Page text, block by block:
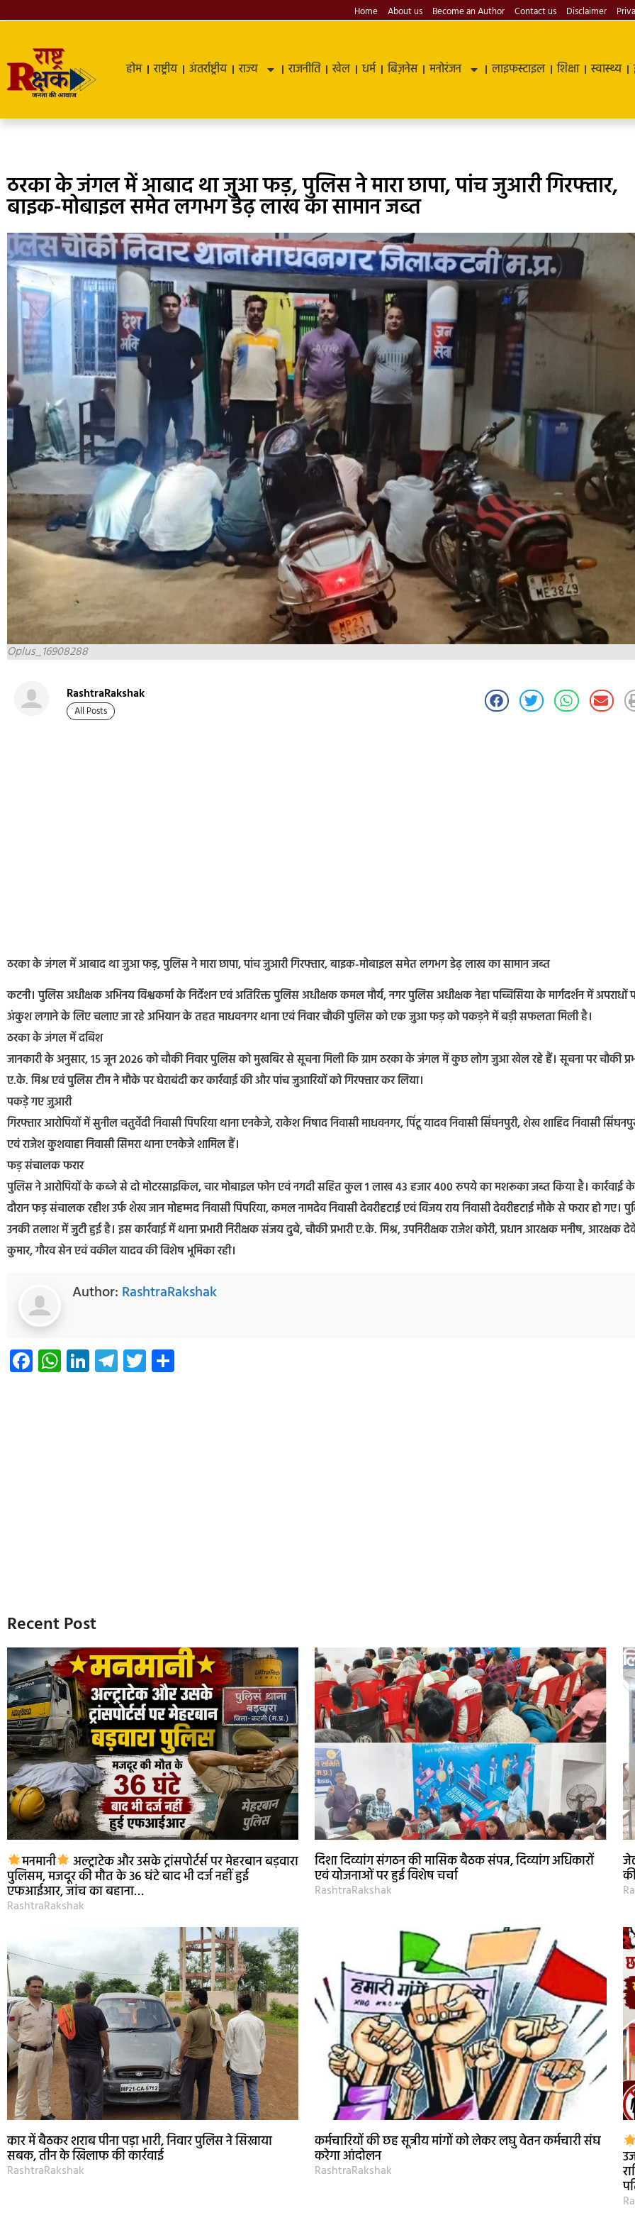
Home About us Become an Author Contact us Disclaimer
होम राष्ट्रीय अंतर्राष्ट्रीय राज्य राजनीति खेल धर्म बिज़नेस मनोरंजन लाइफस्टाइल शिक्षा स्वास्थ्य
ठरका के जंगल में आबाद था जुआ फड़, पुलिस ने मारा छापा, पांच जुआरी गिरफ्तार,
बाइक-मोबाइल समेत लगभग डेढ़ लाख का सामान जब्त
Oplus_16908288
RashtraRakshak
All Posts
ठरका के जंगल में आबाद था जुआ फड़, पुलिस ने मारा छापा, पांच जुआरी गिरफ्तार, बाइक-मोबाइल समेत लगभग डेढ़ लाख का सामान जब्त
कटनी। पुलिस अधीक्षक अभिनय विश्वकर्मा के निर्देशन एवं अतिरिक्त पुलिस अधीक्षक कमल मौर्य, नगर पुलिस अधीक्षक नेहा पच्चिसिया के मार्गदर्शन में अपराधों
अंकुश लगाने के लिए चलाए जा रहे अभियान के तहत माधवनगर थाना एवं निवार चौकी पुलिस को एक जुआ फड़ को पकड़ने में बड़ी सफलता मिली है।
ठरका के जंगल में दबिश
जानकारी के अनुसार, 15 जून 2026 को चौकी निवार पुलिस को मुखबिर से सूचना मिली कि ग्राम ठरका के जंगल में कुछ लोग जुआ खेल रहे हैं। सूचना पर चौकी
ए.के. मिश्र एवं पुलिस टीम ने मौके पर घेराबंदी कर कार्रवाई की और पांच जुआरियों को गिरफ्तार कर लिया।
पकड़े गए जुआरी
गिरफ्तार आरोपियों में सुनील चतुर्वेदी निवासी पिपरिया थाना एनकेजे, राकेश निषाद निवासी माधवनगर, पिंटू यादव निवासी सिंघनपुरी, शेख शाहिद निवासी
एवं राजेश कुशवाहा निवासी सिमरा थाना एनकेजे शामिल हैं।
फड़ संचालक फरार
पुलिस ने आरोपियों के कब्जे से दो मोटरसाइकिल, चार मोबाइल फोन एवं नगदी सहित कुल 1 लाख 43 हजार 400 रुपये का मशरूका जब्त किया है। कार्रवाई के
दौरान फड़ संचालक रहीश उर्फ शेख जान मोहम्मद निवासी पिपरिया, कमल नामदेव निवासी देवरीहटाई एवं विजय राय निवासी देवरीहटाई मौके से फरार हो गए।
उनकी तलाश में जुटी हुई है। इस कार्रवाई में थाना प्रभारी निरीक्षक संजय दुबे, चौकी प्रभारी ए.के. मिश्र, उपनिरीक्षक राजेश कोरी, प्रधान आरक्षक मनीष, आरक्षक
कुमार, गौरव सेन एवं वकील यादव की विशेष भूमिका रही।
Author: RashtraRakshak
Facebook
WhatsApp
LinkedIn
Telegram
Twitter
Recent Post
मनमानी अल्ट्राटेक और उसके ट्रांसपोर्टर्स पर मेहरबान बड़वारा
पुलिसम, मजदूर की मौत के 36 घंटे बाद भी दर्ज नहीं हुई
एफआईआर, जांच का बहाना…
RashtraRakshak
दिशा दिव्यांग संगठन की मासिक बैठक संपन्न, दिव्यांग अधिकारों
एवं योजनाओं पर हुई विशेष चर्चा
RashtraRakshak
कार में बैठकर शराब पीना पड़ा भारी, निवार पुलिस ने सिखाया
सबक, तीन के खिलाफ की कार्रवाई
RashtraRakshak
कर्मचारियों की छह सूत्रीय मांगों को लेकर लघु वेतन कर्मचारी संघ
करेगा आंदोलन
RashtraRakshak